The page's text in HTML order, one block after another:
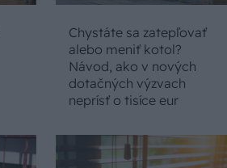
Chystáte sa zatepľovať
alebo meniť kotol?
Návod, ako v nových
dotačných výzvach
neprísť o tisíce eur